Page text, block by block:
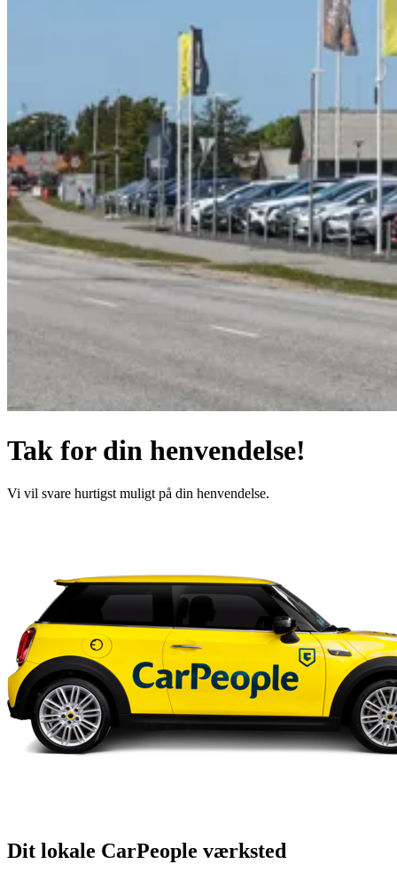
Tak for din henvendelse!
Vi vil svare hurtigst muligt på din henvendelse.
Dit lokale CarPeople værksted